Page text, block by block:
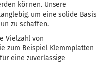
können. Unsere
um eine solide Basis
zu schaffen.
Vielzahl von
zum Beispiel Klemmplatten
eine zuverlässige